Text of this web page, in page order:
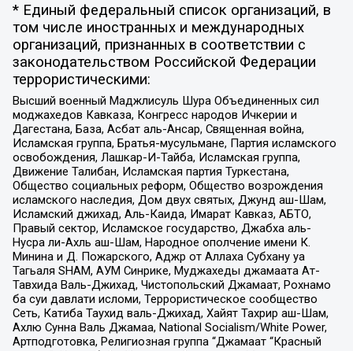
* Единый федеральный список организаций, в
том числе иностранных и международных
организаций, признанных в соответствии с
законодательством Российской Федерации
террористическими:
Высший военный Маджлисуль Шура Объединенных сил
моджахедов Кавказа, Конгресс народов Ичкерии и
Дагестана, База, Асбат аль-Ансар, Священная война,
Исламская группа, Братья-мусульмане, Партия исламского
освобождения, Лашкар-И-Тайба, Исламская группа,
Движение Талибан, Исламская партия Туркестана,
Общество социальных реформ, Общество возрождения
исламского наследия, Дом двух святых, Джунд аш-Шам,
Исламский джихад, Аль-Каида, Имарат Кавказ, АБТО,
Правый сектор, Исламское государство, Джабха аль-
Нусра ли-Ахль аш-Шам, Народное ополчение имени К.
Минина и Д. Пожарского, Аджр от Аллаха Субхану уа
Тагьаля SHAM, АУМ Синрике, Муджахеды джамаата Ат-
Тавхида Валь-Джихад, Чистопольский Джамаат, Рохнамо
ба суи давлати исломи, Террористическое сообщество
Сеть, Катиба Таухид валь-Джихад, Хайят Тахрир аш-Шам,
Ахлю Сунна Валь Джамаа, National Socialism/White Power,
Артподготовка, Религиозная группа “Джамаат “Красный